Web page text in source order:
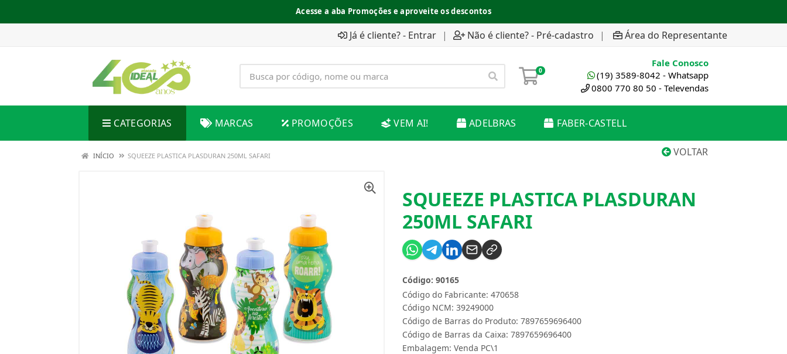
Acesse a aba Promoções e aproveite os descontos
Já é cliente? - Entrar | Não é cliente? - Pré-cadastro | Área do Representante
0
Fale Conosco
(19) 3589-8042 - Whatsapp
0800 770 80 50 - Televendas
CATEGORIAS MARCAS PROMOÇÕES VEM AI! ADELBRAS FABER-CASTELL
VOLTAR
INÍCIO SQUEEZE PLASTICA PLASDURAN 250ML SAFARI
SQUEEZE PLASTICA PLASDURAN
250ML SAFARI
Código do Fabricante: 470658
Código: 90165
Código NCM: 39249000
Código de Barras do Produto: 7897659696400
Código de Barras da Caixa: 7897659696400
Embalagem: Venda PC\1